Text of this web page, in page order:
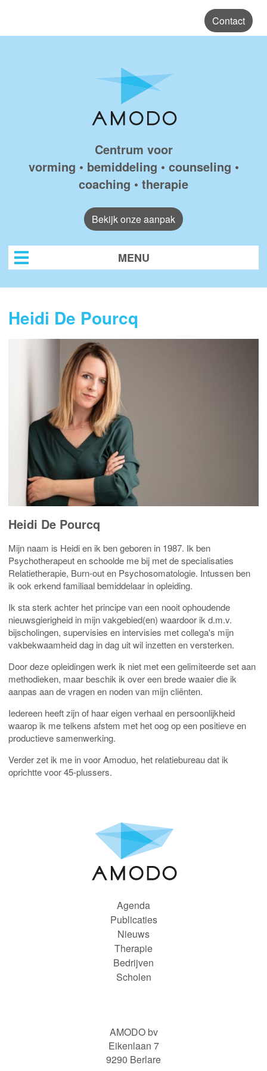
Contact
Centrum voor
vorming • bemiddeling • counseling •
coaching • therapie
Bekijk onze aanpak
MENU
Heidi De Pourcq
Heidi De Pourcq
Mijn naam is Heidi en ik ben geboren in 1987. Ik ben
Psychotherapeut en schoolde me bij met de specialisaties
Relatietherapie, Burn-out en Psychosomatologie. Intussen ben
ik ook erkend familiaal bemiddelaar in opleiding.
Ik sta sterk achter het principe van een nooit ophoudende
nieuwsgierigheid in mijn vakgebied(en) waardoor ik d.m.v.
bijscholingen, supervisies en intervisies met collega's mijn
vakbekwaamheid dag in dag uit wil inzetten en versterken.
Door deze opleidingen werk ik niet met een gelimiteerde set aan
methodieken, maar beschik ik over een brede waaier die ik
aanpas aan de vragen en noden van mijn cliënten.
Iedereen heeft zijn of haar eigen verhaal en persoonlijkheid
waarop ik me telkens afstem met het oog op een positieve en
productieve samenwerking.
Verder zet ik me in voor Amoduo, het relatiebureau dat ik
oprichtte voor 45-plussers.
Agenda
Publicaties
Nieuws
Therapie
Bedrijven
Scholen
AMODO bv
Eikenlaan 7
9290 Berlare